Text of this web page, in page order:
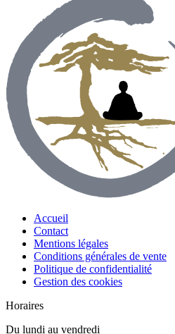
Accueil
Contact
Mentions légales
Conditions générales de vente
Politique de confidentialité
Gestion des cookies
Horaires
Du lundi au vendredi